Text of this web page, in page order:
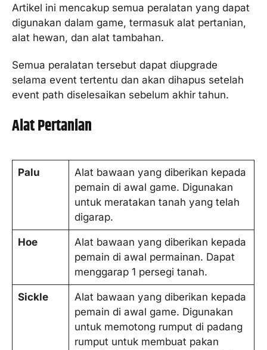
Artikel ini mencakup semua peralatan yang dapat
digunakan dalam game, termasuk alat pertanian,
alat hewan, dan alat tambahan.
Semua peralatan tersebut dapat diupgrade
selama event tertentu dan akan dihapus setelah
event path diselesaikan sebelum akhir tahun.
Alat Pertanian
Palu
Alat bawaan yang diberikan kepada
pemain di awal game. Digunakan
untuk meratakan tanah yang telah
digarap.
Hoe
Alat bawaan yang diberikan kepada
pemain di awal permainan. Dapat
menggarap 1 persegi tanah.
Sickle
Alat bawaan yang diberikan kepada
pemain di awal game. Digunakan
untuk memotong rumput di padang
rumput untuk membuat pakan